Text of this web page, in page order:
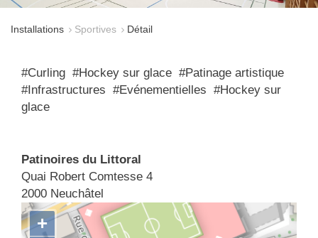
Installations Sportives Détail
#Curling #Hockey sur glace #Patinage artistique
#Infrastructures #Evénementielles #Hockey sur
glace
Patinoires du Littoral
Quai Robert Comtesse 4
2000 Neuchâtel
+